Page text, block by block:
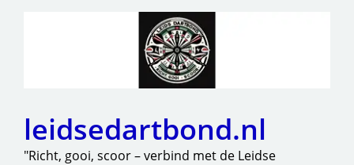
leidsedartbond.nl
"Richt, gooi, scoor – verbind met de Leidse